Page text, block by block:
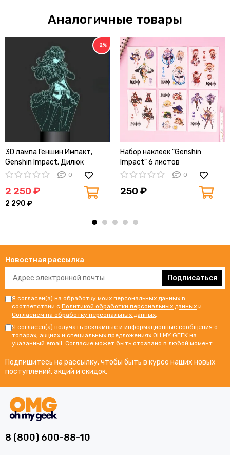
Аналогичные товары
−2%
3D лампа Геншин Импакт,
Genshin Impact. Дилюк
0
2 250 ₽
2 290 ₽
Набор наклеек "Genshin
Impact" 6 листов
0
250 ₽
Новостная рассылка
Подписаться
Я согласен(а) на обработку моих персональных данных в
соответствии с Политикой обработки персональных данных и
Согласием на обработку персональных данных.
Я согласен(а) получать рекламные и информационные сообщения о
товарах, акциях и специальных предложениях OH MY GEEK на
указанный email. Согласие может быть отозвано в любой момент.
Подпишитесь на рассылку, чтобы быть в курсе наших новых
поступлений, акций и скидок.
8 (800) 600-88-10